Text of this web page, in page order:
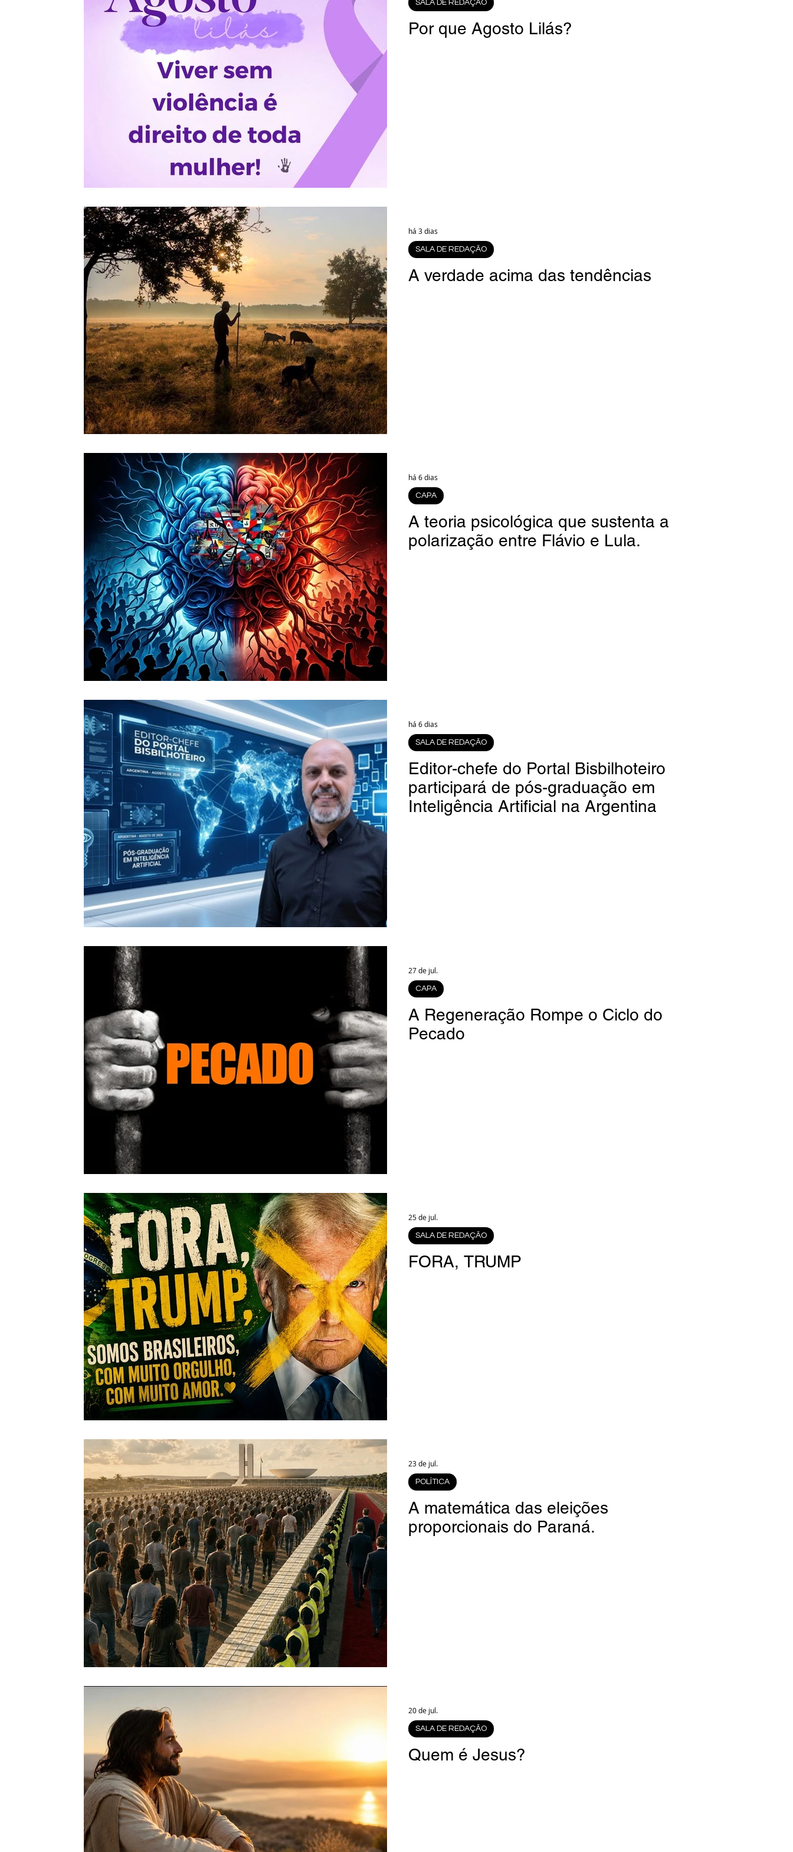
Notas do Motta Coluna André Marsiglia (Im)pertinências
Internacional Justiça Fama-Celebridades Coluna Beto Nabhan
Eventos Climáticos Bisbi Cristão Bisbi Diversidade
Por que Agosto Lilás?
SALA DE REDAÇÃO
A verdade acima das tendências
SALA DE REDAÇÃO
há 3 dias
A teoria psicológica que sustenta a
polarização entre Flávio e Lula.
CAPA
há 6 dias
Editor-chefe do Portal Bisbilhoteiro
participará de pós-graduação em
Inteligência Artificial na Argentina
SALA DE REDAÇÃO
há 6 dias
A Regeneração Rompe o Ciclo do
Pecado
CAPA
27 de jul.
FORA, TRUMP
SALA DE REDAÇÃO
25 de jul.
A matemática das eleições
proporcionais do Paraná.
POLÍTICA
23 de jul.
Quem é Jesus?
SALA DE REDAÇÃO
20 de jul.